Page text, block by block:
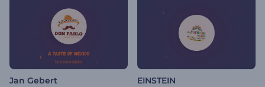
Jan Gebert EINSTEIN